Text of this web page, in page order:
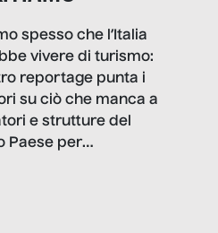
spesso che l’Italia
vivere di turismo:
reportage punta i
su ciò che manca a
e strutture del
Paese per